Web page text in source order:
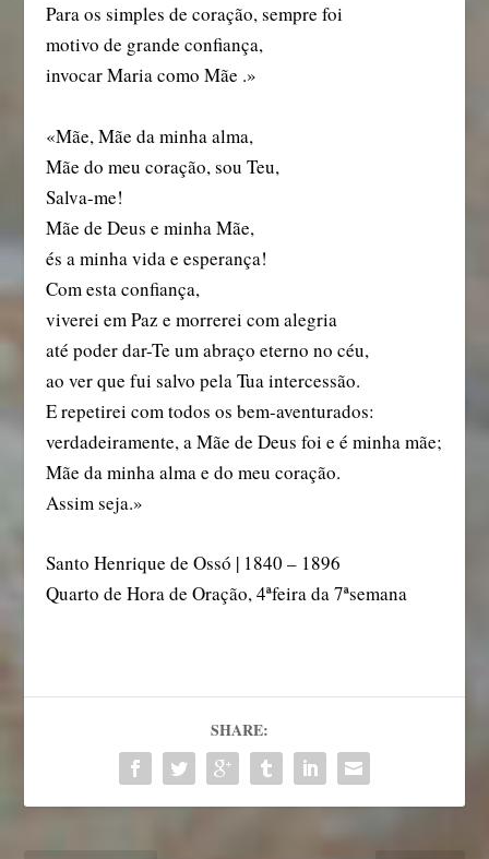
Para os simples de coração, sempre foi
motivo de grande confiança,
invocar Maria como Mãe .»
«Mãe, Mãe da minha alma,
Mãe do meu coração, sou Teu,
Salva-me!
Mãe de Deus e minha Mãe,
és a minha vida e esperança!
Com esta confiança,
viverei em Paz e morrerei com alegria
até poder dar-Te um abraço eterno no céu,
ao ver que fui salvo pela Tua intercessão.
E repetirei com todos os bem-aventurados:
verdadeiramente, a Mãe de Deus foi e é minha mãe;
Mãe da minha alma e do meu coração.
Assim seja.»
Santo Henrique de Ossó | 1840 – 1896
Quarto de Hora de Oração, 4ªfeira da 7ªsemana
SHARE: